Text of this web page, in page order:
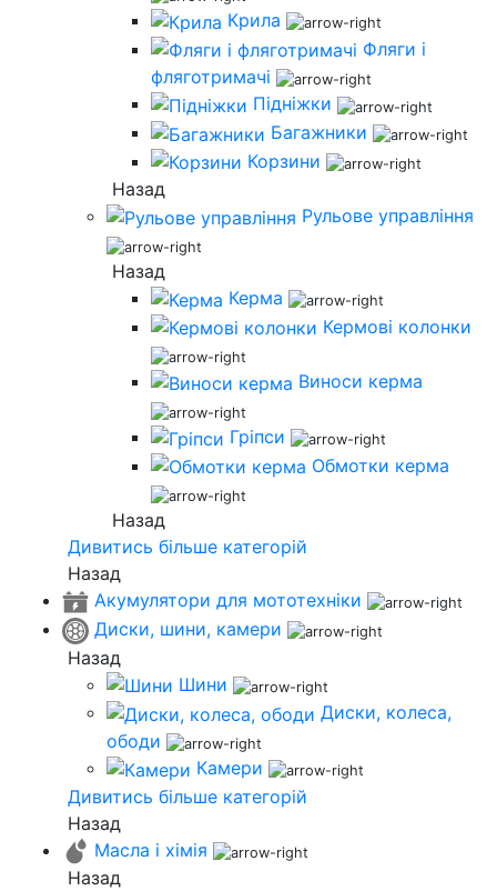
Крила
Фляги і
фляготримачі
Підніжки
Багажники
Корзини
Назад
Рульове управління
Назад
Керма
Кермові колонки
Виноси керма
Гріпси
Обмотки керма
Назад
Дивитись більше категорій
Назад
Акумулятори для мототехніки
Диски, шини, камери
Назад
Шини
Диски, колеса,
ободи
Камери
Дивитись більше категорій
Назад
Масла і хімія
Назад